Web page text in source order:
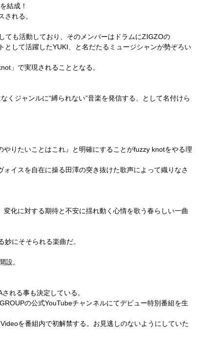
を結成！
される。
ても活動しており、そのメンバーはドラムにZIGZOの
して活躍したYUKI、と名だたるミュージシャンが勢ぞろい
」で実現されることとなる。
くジャンルに“縛られない”音楽を発信する、として名付けら
やりたいことはこれ』と明確にすることがfuzzy knotをやる理
ォイスを自在に操る田澤の突き抜けた歌声によって織りなさ
変化に対する期待と不安に揺れ動く心情を歌う春らしい一曲
妙にそそられる楽曲だ。
設。
される事も決定している。
の公式YouTubeチャンネルにてデビュー特別番組を生
を番組内で初解禁する。お見逃しのないようにしていた